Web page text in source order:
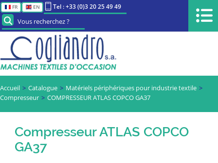
FR EN Tel : +33 (0)3 20 25 49 49
Vous recherchez ?
Accueil Catalogue
Matériels périphériques pour industrie textile
Compresseur
COMPRESSEUR ATLAS COPCO GA37
Compresseur ATLAS COPCO
GA37